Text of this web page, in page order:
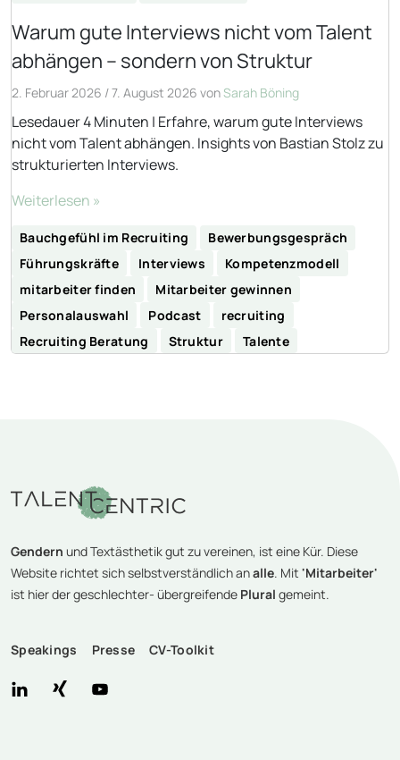
Warum gute Interviews nicht vom Talent
abhängen – sondern von Struktur
2. Februar 2026 /7. August 2026 vonSarah Böning
Lesedauer 4 Minuten | Erfahre, warum gute Interviews
nicht vom Talent abhängen. Insights von Bastian Stolz zu
strukturierten Interviews.
Weiterlesen »
Bauchgefühl im Recruiting
Bewerbungsgespräch
Führungskräfte
Interviews
Kompetenzmodell
mitarbeiter finden
Mitarbeiter gewinnen
Personalauswahl
Podcast
recruiting
Recruiting Beratung
Struktur Talente
Gendern und Textästhetik gut zu vereinen, ist eine Kür. Diese
Website richtet sich selbstverständlich analle. Mit 'Mitarbeiter'
ist hier der geschlechter- übergreifende Plural gemeint.
Speakings Presse CV-Toolkit